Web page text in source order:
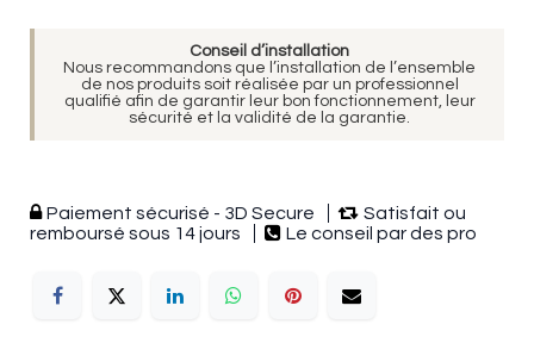
Conseil d’installation
Nous recommandons que l’installation de l’ensemble
de nos produits soit réalisée par un professionnel
qualifié afin de garantir leur bon fonctionnement, leur
sécurité et la validité de la garantie.
Paiement sécurisé - 3D Secure
Satisfait ou
remboursé sous 14 jours
Le conseil par des pro